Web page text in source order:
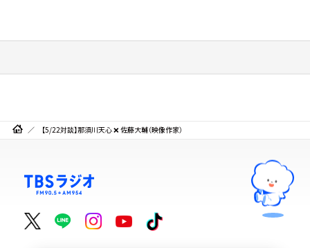
【5/22対談】那須川天心 ❌ 佐藤大輔（映像作家）